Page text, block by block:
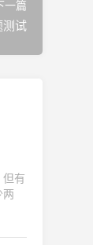
一篇
测试
但有
两